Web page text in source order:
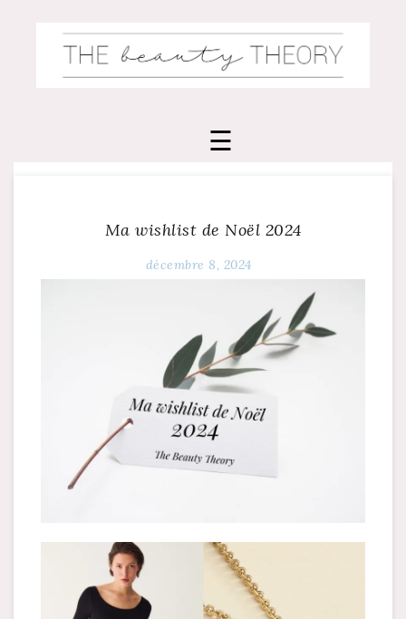
Ma wishlist de Noël 2024
décembre 8, 2024